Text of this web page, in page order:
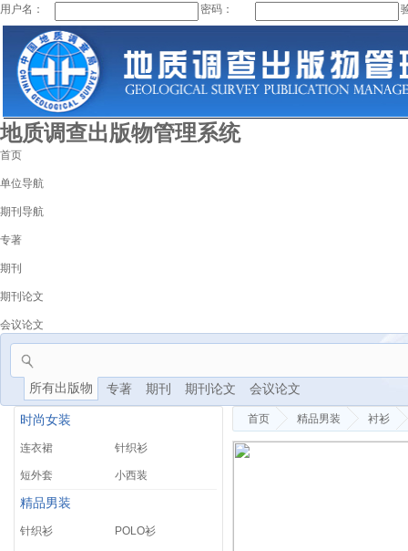
用户名： 密码：
地质调查出版物管理系统
首页
单位导航
期刊导航
专著
期刊
期刊论文
会议论文
所有出版物 专著 期刊 期刊论文 会议论文
时尚女装
连衣裙 针织衫
短外套 小西装
精品男装
针织衫 POLO衫
首页 精品男装 衬衫